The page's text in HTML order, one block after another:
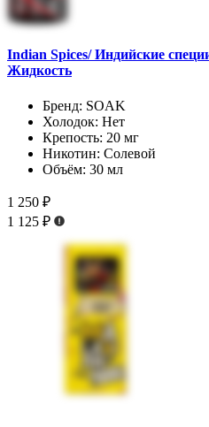
Indian Spices/ Индийские
Жидкость
Бренд: SOAK
Холодок: Нет
Крепость: 20 мг
Никотин: Солевой
Объём: 30 мл
1 250 ₽
1 125 ₽